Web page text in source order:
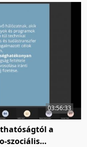
03:56:33
a
szociális